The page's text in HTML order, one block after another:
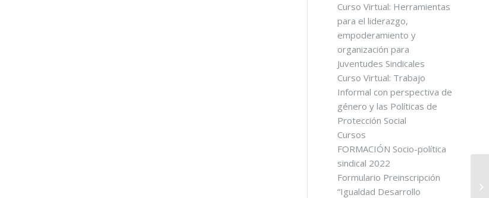
Curso Virtual: Herramientas
para el liderazgo,
empoderamiento y
organización para
Juventudes Sindicales
Curso Virtual: Trabajo
Informal con perspectiva de
género y las Políticas de
Protección Social
Cursos
FORMACIÓN Socio-política
sindical 2022
Formulario Preinscripción
“Igualdad Desarrollo